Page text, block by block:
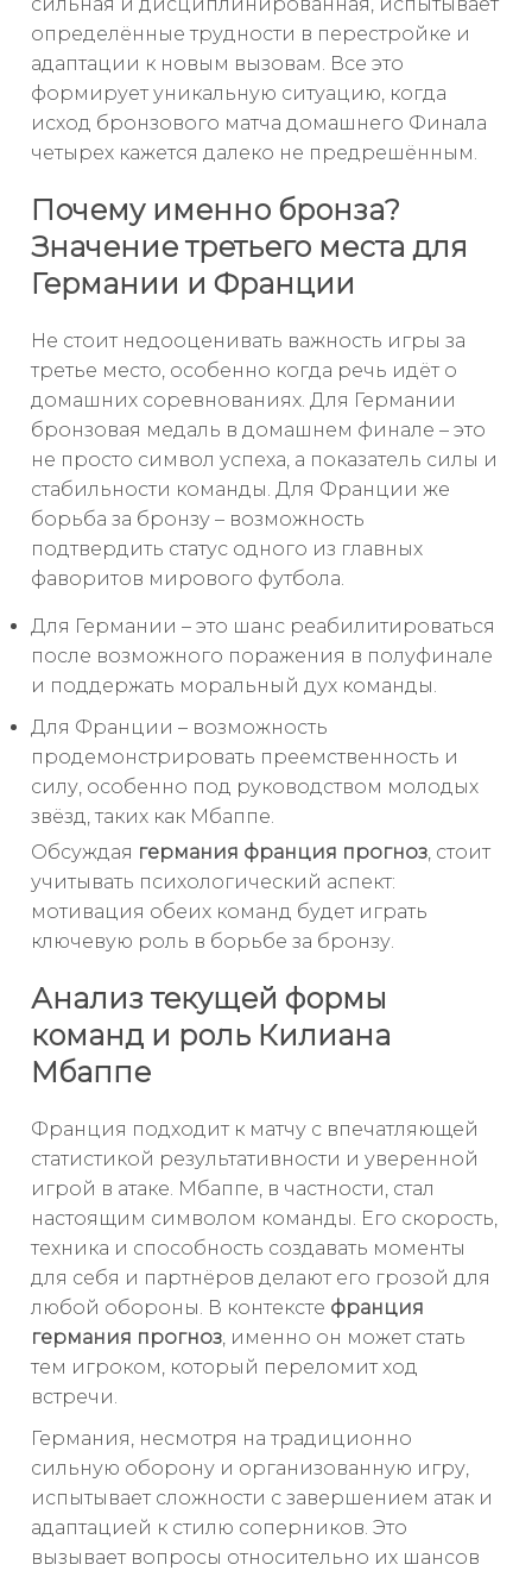
определённые трудности в перестройке и
адаптации к новым вызовам. Все это
формирует уникальную ситуацию, когда
исход бронзового матча домашнего Финала
четырех кажется далеко не предрешённым.
Почему именно бронза?
Значение третьего места для
Германии и Франции
Не стоит недооценивать важность игры за
третье место, особенно когда речь идёт о
домашних соревнованиях. Для Германии
бронзовая медаль в домашнем финале – это
не просто символ успеха, а показатель силы и
стабильности команды. Для Франции же
борьба за бронзу – возможность
подтвердить статус одного из главных
фаворитов мирового футбола.
Для Германии – это шанс реабилитироваться
после возможного поражения в полуфинале
и поддержать моральный дух команды.
Для Франции – возможность
продемонстрировать преемственность и
силу, особенно под руководством молодых
звёзд, таких как Мбаппе.
Обсуждая германия франция прогноз, стоит
учитывать психологический аспект:
мотивация обеих команд будет играть
ключевую роль в борьбе за бронзу.
Анализ текущей формы
команд и роль Килиана
Мбаппе
Франция подходит к матчу с впечатляющей
статистикой результативности и уверенной
игрой в атаке. Мбаппе, в частности, стал
настоящим символом команды. Его скорость,
техника и способность создавать моменты
для себя и партнёров делают его грозой для
любой обороны. В контексте франция
германия прогноз , именно он может стать
тем игроком, который переломит ход
встречи.
Германия, несмотря на традиционно
сильную оборону и организованную игру,
испытывает сложности с завершением атак и
адаптацией к стилю соперников. Это
вызывает вопросы относительно их шансов